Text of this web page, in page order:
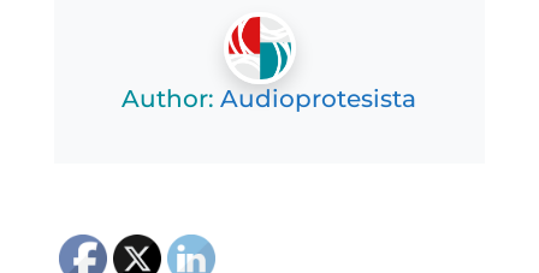
Author:Audioprotesista